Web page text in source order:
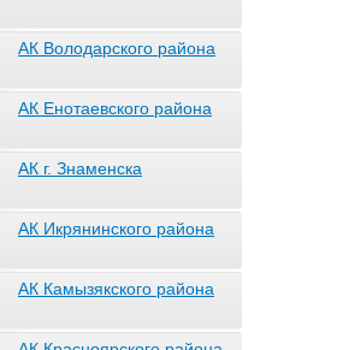
АК Володарского района
АК Енотаевского района
АК г. Знаменска
АК Икрянинского района
АК Камызякского района